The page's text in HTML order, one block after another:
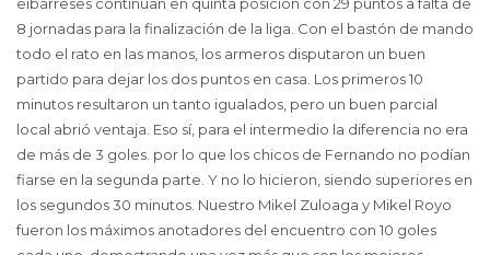
8 jornadas para la finalización de la liga. Con el bastón de mando
todo el rato en las manos, los armeros disputaron un buen
partido para dejar los dos puntos en casa. Los primeros 10
minutos resultaron un tanto igualados, pero un buen parcial
local abrió ventaja. Eso sí, para el intermedio la diferencia no era
de más de 3 goles. por lo que los chicos de Fernando no podían
fiarse en la segunda parte. Y no lo hicieron, siendo superiores en
los segundos 30 minutos. Nuestro Mikel Zuloaga y Mikel Royo
fueron los máximos anotadores del encuentro con 10 goles